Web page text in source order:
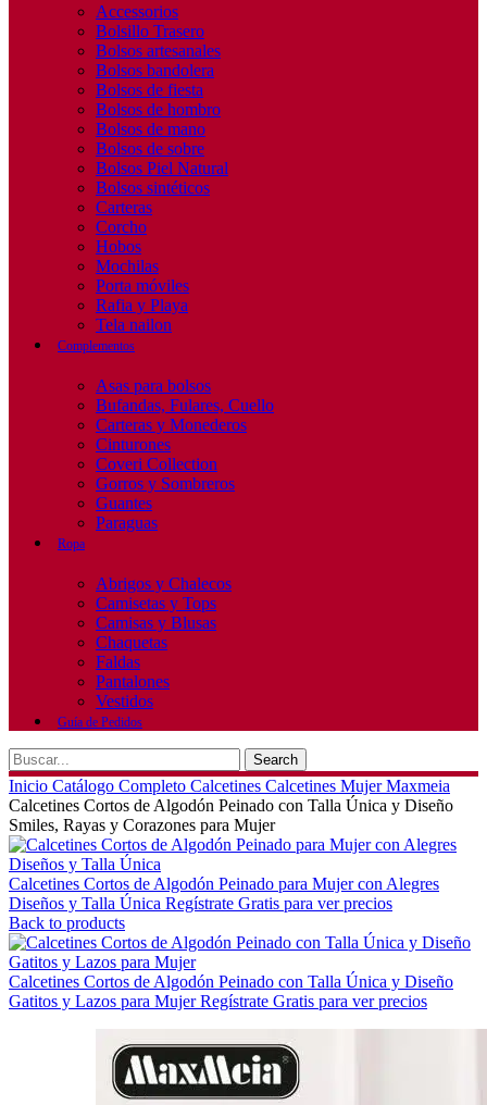
Accessorios
Bolsillo Trasero
Bolsos artesanales
Bolsos bandolera
Bolsos de fiesta
Bolsos de hombro
Bolsos de mano
Bolsos de sobre
Bolsos Piel Natural
Bolsos sintéticos
Carteras
Corcho
Hobos
Mochilas
Porta móviles
Rafia y Playa
Tela nailon
Complementos
Asas para bolsos
Bufandas, Fulares, Cuello
Carteras y Monederos
Cinturones
Coveri Collection
Gorros y Sombreros
Guantes
Paraguas
Ropa
Abrigos y Chalecos
Camisetas y Tops
Camisas y Blusas
Chaquetas
Faldas
Pantalones
Vestidos
Guía de Pedidos
Search
Inicio Catálogo Completo Calcetines Calcetines Mujer Maxmeia
Calcetines Cortos de Algodón Peinado con Talla Única y Diseño
Smiles, Rayas y Corazones para Mujer
Calcetines Cortos de Algodón Peinado para Mujer con Alegres
Diseños y Talla Única Regístrate Gratis para ver precios
Back to products
Calcetines Cortos de Algodón Peinado con Talla Única y Diseño
Gatitos y Lazos para MujerRegístrate Gratis para ver precios